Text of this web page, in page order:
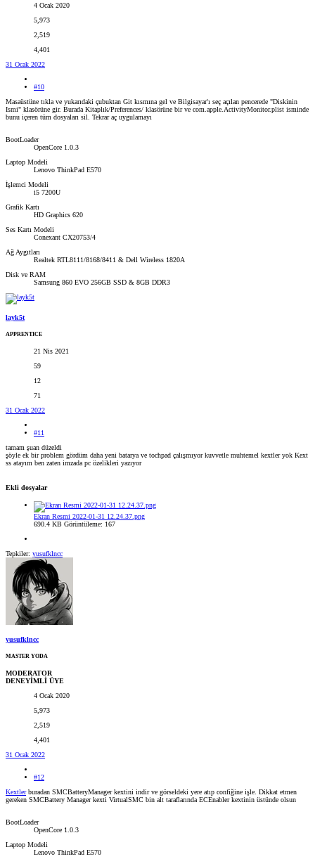
4 Ocak 2020
5,973
2,519
4,401
31 Ocak 2022
#10
Masaüstüne tıkla ve yukarıdaki çubuktan Git kısmına gel ve Bilgisayar'ı seç açılan pencerede "Diskinin
Ismi" klasörüne gir. Burada Kitaplık/Preferences/ klasörüne bir ve com.apple.ActivityMonitor.plist isminde
bunu içeren tüm dosyaları sil. Tekrar aç uygulamayı
BootLoader
OpenCore 1.0.3
Laptop Modeli
Lenovo ThinkPad E570
İşlemci Modeli
i5 7200U
Grafik Kartı
HD Graphics 620
Ses Kartı Modeli
Conexant CX20753/4
Ağ Aygıtları
Realtek RTL8111/8168/8411 & Dell Wireless 1820A
Disk ve RAM
Samsung 860 EVO 256GB SSD & 8GB DDR3
layk5t
APPRENTICE
21 Nis 2021
59
12
71
31 Ocak 2022
#11
tamam şuan düzeldi
şöyle ek bir problem gördüm daha yeni batarya ve tochpad çalışmıyor kuvvetle muhtemel kextler yok Kext
ss atayım ben zaten imzada pc özelikleri yazıyor
Ekli dosyalar
Ekran Resmi 2022-01-31 12.24.37.png
690.4 KB Görüntüleme: 167
Tepkiler: yusufklncc
yusufklncc
MASTER YODA
MODERATOR
DENEYİMLİ ÜYE
4 Ocak 2020
5,973
2,519
4,401
31 Ocak 2022
#12
Kextlerburadan SMCBatteryManager kextini indir ve görseldeki yere atıp confiğine işle. Dikkat etmen
gereken SMCBattery Manager kexti VirtualSMC bin alt taraflarında ECEnabler kextinin üstünde olsun
BootLoader
OpenCore 1.0.3
Laptop Modeli
Lenovo ThinkPad E570